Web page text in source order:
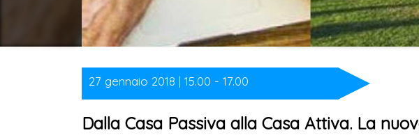
27 gennaio 2018 | 15.00 - 17.00
Dalla Casa Passiva alla Casa Attiva. La